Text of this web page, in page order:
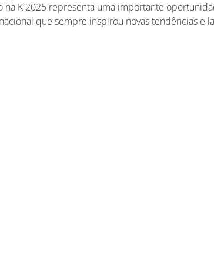
na K 2025 representa uma importante
que sempre inspirou novas tendências e